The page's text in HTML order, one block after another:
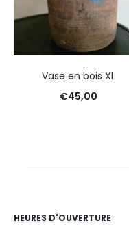
Vase en bois XL
€45,00
HEURES D'OUVERTURE